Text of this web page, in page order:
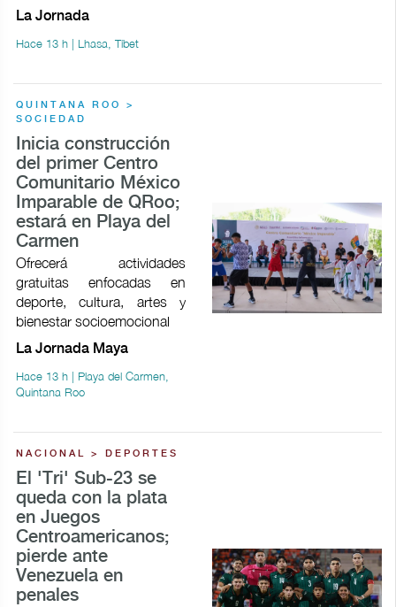
La Jornada
Hace 13 h | Lhasa, Tíbet
QUINTANA ROO >
SOCIEDAD
Inicia construcción
del primer Centro
Comunitario México
Imparable de QRoo;
estará en Playa del
Carmen
Ofrecerá actividades
gratuitas enfocadas en
deporte, cultura, artes y
bienestar socioemocional
La Jornada Maya
Hace 13 h | Playa del Carmen,
Quintana Roo
NACIONAL > DEPORTES
El 'Tri' Sub-23 se
queda con la plata
en Juegos
Centroamericanos;
pierde ante
Venezuela en
penales